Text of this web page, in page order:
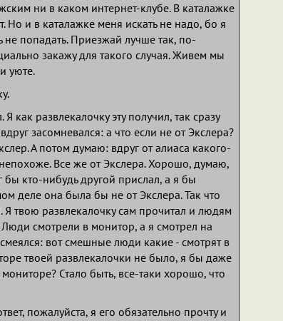
ни в каком интернет-клубе. В каталажке
Но и в каталажке меня искать не надо, бо я
не попадать. Приезжай лучше так, по-
закажу для такого случая. Живем мы
уюте.
как развлекалочку эту получил, так сразу
засомневался: а что если не от Экслера?
А потом думаю: вдруг от алиаса какого-
Все же от Экслера. Хорошо, думаю,
бы кто-нибудь другой прислал, а я бы
деле она была бы не от Экслера. Так что
твою развлекалочку сам прочитал и людям
смотрели в монитор, а я смотрел на
вот смешные люди какие - смотрят в
твоей развлекалочки не было, я бы даже
Стало быть, все-таки хорошо, что
пожалуйста, я его обязательно прочту и